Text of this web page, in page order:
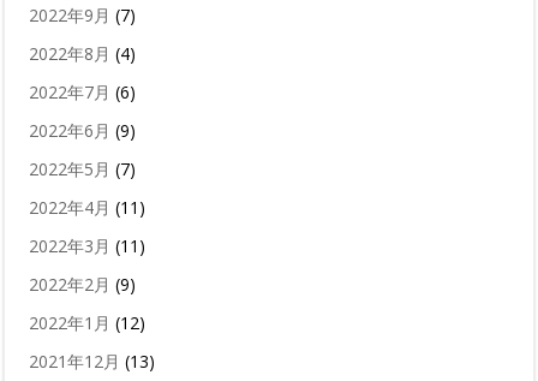
2022年9月 (7)
2022年8月 (4)
2022年7月 (6)
2022年6月 (9)
2022年5月 (7)
2022年4月 (11)
2022年3月 (11)
2022年2月 (9)
2022年1月 (12)
2021年12月 (13)